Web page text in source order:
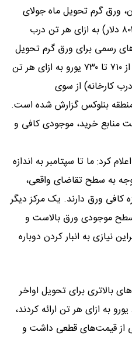
ورق گرم تحویل ماه جولای
حدود ۶۸۰ تا ۶۸۵ یورو (۷۹۷ تا ۸۰۳ دلار) به ازای هر تن درب
رسمی برای ورق گرم تحویل
ماه جولای در محدوده وسیع‌تری از ۷۱۰ تا ۷۳۰ یورو به ازای هر تن
تن درب کارخانه) از سوی
بنلوکس گزارش شده است.
منابع خرید، موجودی کافی و
کرد: ما تا سپتامبر به اندازه
به سطح تقاضای واقعی،
کافی ورق دارند. یک مرکز دیگر
موجودی ورق بالاست و
نیازی به انبار کردن دوباره
بالاتری برای تحویل‌ اواخر
سه‌ماهه سوم تا سقف ۷۶۰ تا ۸۰۰ یورو به ازای هر تن ارائه کردند،
از قیمت‌های قطعی داشت و